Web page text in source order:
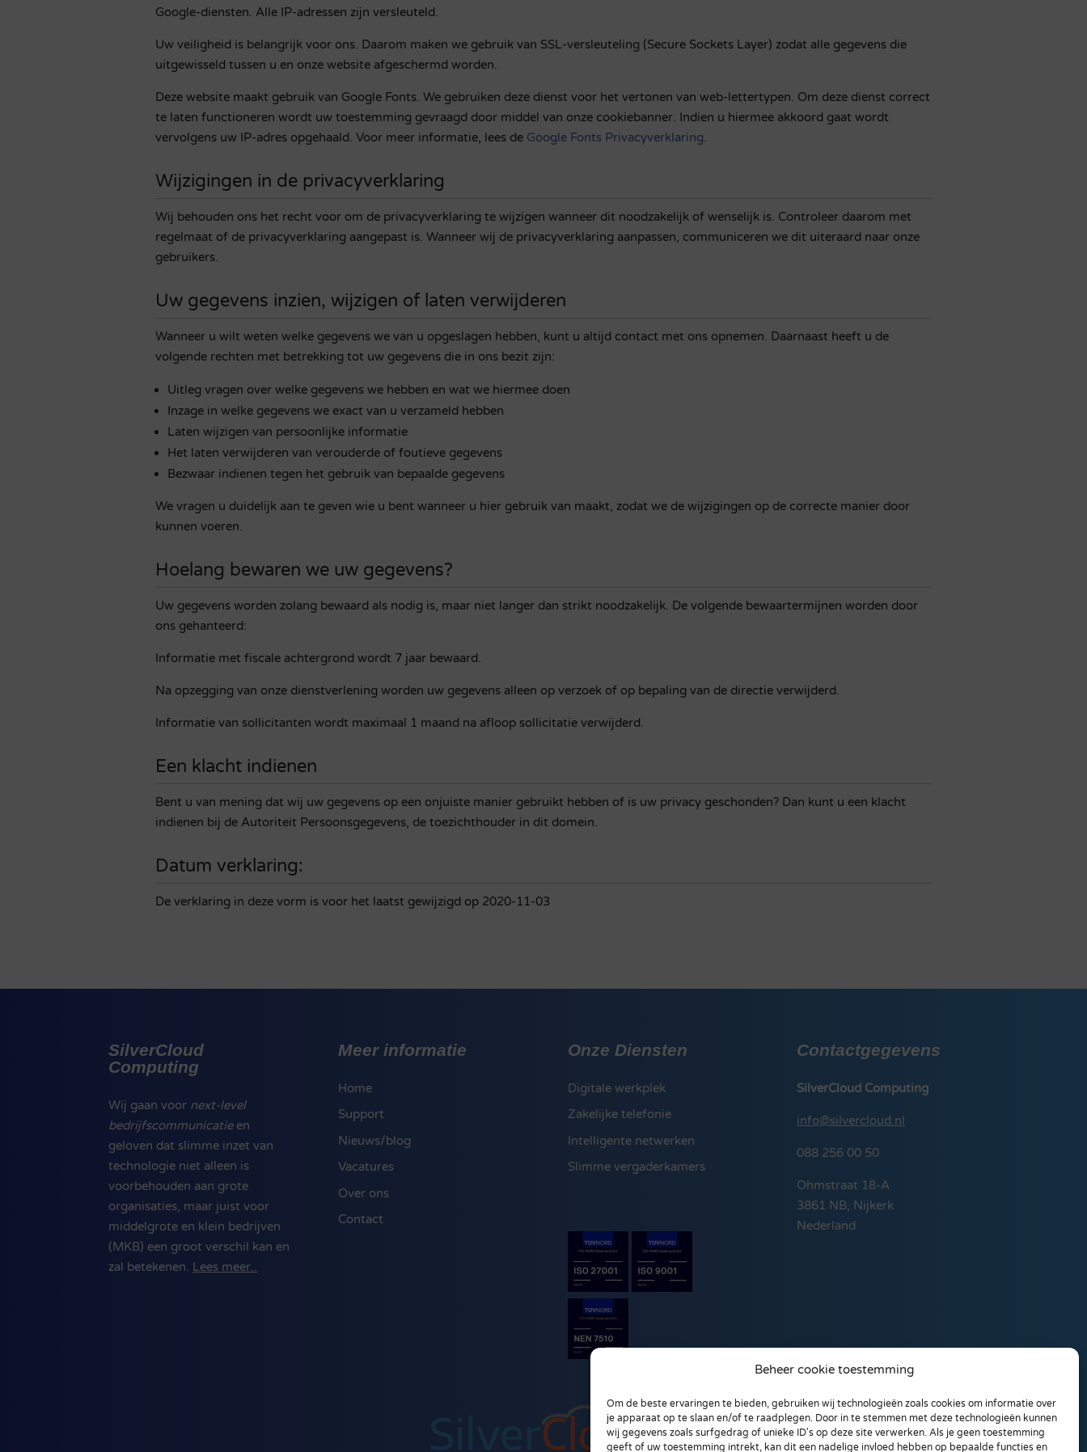
Beheer cookie toestemming
Om de beste ervaringen te bieden, gebruiken wij technologieën zoals cookies om informatie over
je apparaat op te slaan en/of te raadplegen. Door in te stemmen met deze technologieën kunnen
wij gegevens zoals surfgedrag of unieke ID's op deze site verwerken. Als je geen toestemming
geeft of uw toestemming intrekt, kan dit een nadelige invloed hebben op bepaalde functies en
Google-diensten. Alle IP-adressen zijn versleuteld.
Uw veiligheid is belangrijk voor ons. Daarom maken we gebruik van SSL-versleuteling (Secure Sockets Layer) zodat alle gegevens die
uitgewisseld tussen u en onze website afgeschermd worden.
Deze website maakt gebruik van Google Fonts. We gebruiken deze dienst voor het vertonen van web-lettertypen. Om deze dienst correct
te laten functioneren wordt uw toestemming gevraagd door middel van onze cookiebanner. Indien u hiermee akkoord gaat wordt
vervolgens uw IP-adres opgehaald. Voor meer informatie, lees de Google Fonts Privacyverklaring
Wijzigingen in de privacyverklaring
Wij behouden ons het recht voor om de privacyverklaring te wijzigen wanneer dit noodzakelijk of wenselijk is. Controleer daarom met
regelmaat of de privacyverklaring aangepast is. Wanneer wij de privacyverklaring aanpassen, communiceren we dit uiteraard naar onze
gebruikers.
Uw gegevens inzien, wijzigen of laten verwijderen
Wanneer u wilt weten welke gegevens we van u opgeslagen hebben, kunt u altijd contact met ons opnemen. Daarnaast heeft u de
volgende rechten met betrekking tot uw gegevens die in ons bezit zijn:
Uitleg vragen over welke gegevens we hebben en wat we hiermee doen
Inzage in welke gegevens we exact van u verzameld hebben
Laten wijzigen van persoonlijke informatie
Het laten verwijderen van verouderde of foutieve gegevens
Bezwaar indienen tegen het gebruik van bepaalde gegevens
We vragen u duidelijk aan te geven wie u bent wanneer u hier gebruik van maakt, zodat we de wijzigingen op de correcte manier door
kunnen voeren.
Hoelang bewaren we uw gegevens?
Uw gegevens worden zolang bewaard als nodig is, maar niet langer dan strikt noodzakelijk. De volgende bewaartermijnen worden door
ons gehanteerd:
Informatie met fiscale achtergrond wordt 7 jaar bewaard.
Na opzegging van onze dienstverlening worden uw gegevens alleen op verzoek of op bepaling van de directie verwijderd.
Informatie van sollicitanten wordt maximaal 1 maand na afloop sollicitatie verwijderd.
Een klacht indienen
Bent u van mening dat wij uw gegevens op een onjuiste manier gebruikt hebben of is uw privacy geschonden? Dan kunt u een klacht
indienen bij de Autoriteit Persoonsgegevens, de toezichthouder in dit domein.
Datum verklaring:
De verklaring in deze vorm is voor het laatst gewijzigd op 2020-11-03
SilverCloud
Computing
Wij gaan voor next-level
bedrijfscommunicatie en
geloven dat slimme inzet van
technologie niet alleen is
voorbehouden aan grote
organisaties, maar juist voor
middelgrote en klein bedrijven
(MKB) een groot verschil kan en
zal betekenen. Lees meer..
Meer informatie
Home
Support
Nieuws/blog
Vacatures
Over ons
Contact
Onze Diensten
Digitale werkplek
Zakelijke telefonie
Intelligente netwerken
Slimme vergaderkamers
Contactgegevens
SilverCloud Computing
info@silvercloud.nl
088 256 00 50
Ohmstraat 18-A
3861 NB, Nijkerk
Nederland